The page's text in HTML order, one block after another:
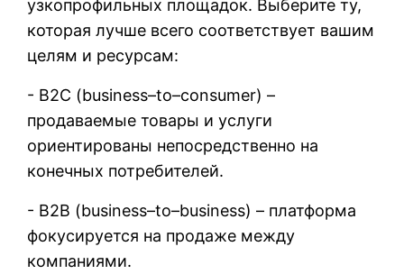
узкопрофильных площадок. Выберите ту,
которая лучше всего соответствует вашим
целям и ресурсам:
- B2C (business–to–consumer) –
продаваемые товары и услуги
ориентированы непосредственно на
конечных потребителей.
- B2B (business–to–business) – платформа
фокусируется на продаже между
компаниями.